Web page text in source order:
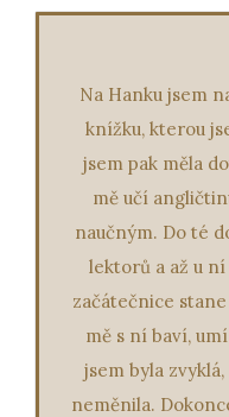
Na Hanku jsem
knížku, kterou
jsem pak měla
mě učí
naučným. Do té
lektorů a až u
začátečnice
mě s ní baví,
jsem byla
neměnila.